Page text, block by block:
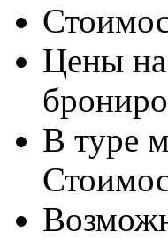
Цены на
В туре